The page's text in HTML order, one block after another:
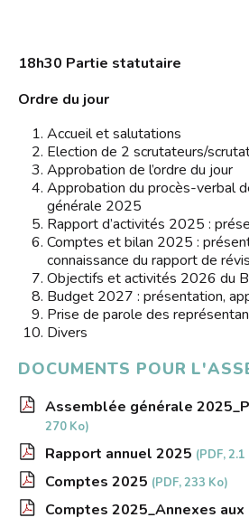
Contact
Liens
18h30 Partie statutaire
Ordre du jour
Accueil et salutations
Election de 2 scrutateurs/
Approbation de l’ordre du jour
Approbation du procès-verbal
générale 2025
Rapport d’activités 2025 :
Comptes et bilan 2025 :
connaissance du rapport de
Objectifs et activités 2026 du
Budget 2027 : présentation,
Prise de parole des
Divers
DOCUMENTS POUR
Assemblée générale
270 Ko)
Rapport annuel 2025 (PDF, 2.1
Comptes 2025 (PDF, 233 Ko)
Comptes 2025_Annexes